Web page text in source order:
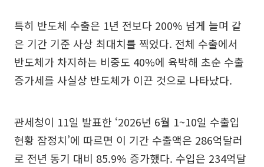
특히 반도체 수출은 1년 전보다 200% 넘게 늘며 같
은 기간 기준 사상 최대치를 찍었다. 전체 수출에서
반도체가 차지하는 비중도 40%에 육박해 초순 수출
증가세를 사실상 반도체가 이끈 것으로 나타났다.
관세청이 11일 발표한 ‘2026년 6월 1~10일 수출입
현황 잠정치’에 따르면 이 기간 수출액은 286억달러
로 전년 동기 대비 85.9% 증가했다. 수입은 234억달